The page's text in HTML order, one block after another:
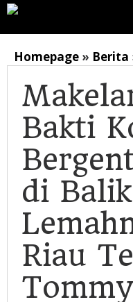
Lewati
Homepage » Berita
Bakti
di Balik
Riau